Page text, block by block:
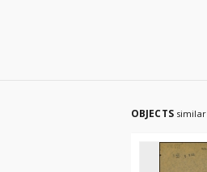
OBJECTS similar